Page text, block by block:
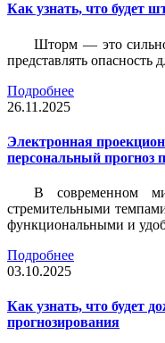
Как узнать, что будет
Шторм — это
представлять опасность
Подробнее
26.11.2025
Электронная
персональный прогноз
В современном
стремительными
функциональными и
Подробнее
03.10.2025
Как узнать, что будет
прогнозирования